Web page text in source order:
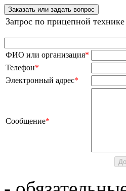
Заказать или задать вопрос
Запрос по прицепной
ФИО или организация*
Телефон*
Электронный адрес*
Сообщение*